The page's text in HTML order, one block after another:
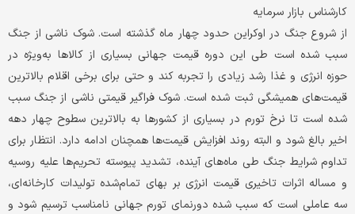
کارشناس بازار سرمایه
از شروع جنگ در اوکراین حدود چهار ماه گذشته است. شوک ناشی از جنگ
سبب شده است طی این دوره قیمت جهانی بسیاری از کالاها به‌ویژه در
حوزه انرژی و غذا رشد زیادی را تجربه کند و حتی برای برخی اقلام بالاترین
قیمت‌‌های همیشگی ثبت شده است. شوک فراگیر قیمتی ناشی از جنگ سبب
شده است تا نرخ تورم در بسیاری از کشورها به بالاترین سطوح چهار دهه
اخیر بالغ شود و البته روند افزایش قیمت‌‌ها همچنان ادامه دارد. انتظار برای
تداوم شرایط جنگ طی ماه‌های آینده، تشدید پیوسته تحریم‌‌ها علیه روسیه
و مساله اثرات تاخیری قیمت انرژی بر بهای تمام‌‌شده تولیدات کارخانه‌‌ای،
سه عاملی است که سبب شده دورنمای تورم جهانی نامناسب ترسیم شود و